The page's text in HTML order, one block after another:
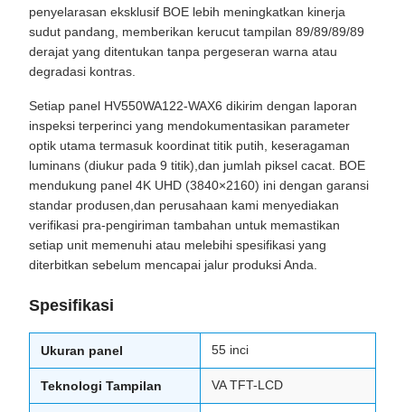
penyelarasan eksklusif BOE lebih meningkatkan kinerja
sudut pandang, memberikan kerucut tampilan 89/89/89/89
derajat yang ditentukan tanpa pergeseran warna atau
degradasi kontras.
Setiap panel HV550WA122-WAX6 dikirim dengan laporan
inspeksi terperinci yang mendokumentasikan parameter
optik utama termasuk koordinat titik putih, keseragaman
luminans (diukur pada 9 titik),dan jumlah piksel cacat. BOE
mendukung panel 4K UHD (3840×2160) ini dengan garansi
standar produsen,dan perusahaan kami menyediakan
verifikasi pra-pengiriman tambahan untuk memastikan
setiap unit memenuhi atau melebihi spesifikasi yang
diterbitkan sebelum mencapai jalur produksi Anda.
Spesifikasi
Ukuran panel 55 inci
Teknologi Tampilan VA TFT-LCD